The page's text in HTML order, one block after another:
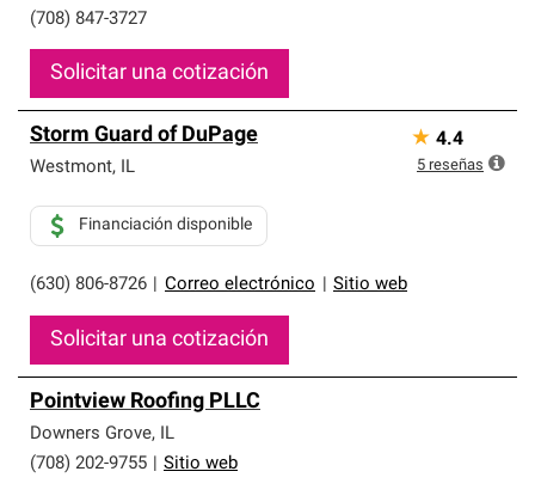
(708) 847-3727
Solicitar una cotización
Storm Guard of DuPage
Westmont, IL
(630) 806-8726 Correo electrónico Sitio web
Financiación disponible
Solicitar una cotización
★ 4.4
5 reseñas
Pointview Roofing PLLC
Downers Grove, IL
(708) 202-9755
Sitio web